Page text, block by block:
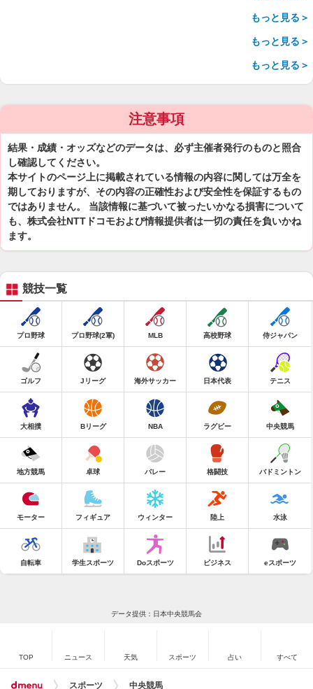
もっと見る＞
もっと見る＞
もっと見る＞
注意事項
結果・成績・オッズなどのデータは、必ず主催者発行のものと照合
し確認してください。
本サイトのページ上に掲載されている情報の内容に関しては万全を
期しておりますが、その内容の正確性および安全性を保証するもの
ではありません。 当該情報に基づいて被ったいかなる損害について
も、株式会社NTTドコモおよび情報提供者は一切の責任を負いかね
ます。
競技一覧
プロ野球 プロ野球(2軍) MLB 高校野球 侍ジャパン
ゴルフ Jリーグ 海外サッカー 日本代表 テニス
大相撲 Bリーグ NBA ラグビー 中央競馬
地方競馬 卓球 バレー 格闘技 バドミントン
モーター フィギュア ウィンター 陸上 水泳
自転車 学生スポーツ Doスポーツ ビジネス eスポーツ
データ提供：日本中央競馬会
TOP ニュース 天気 スポーツ 占い すべて
スポーツ 中央競馬